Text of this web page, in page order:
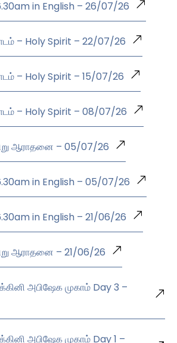
in English – 26/07/26
– Holy Spirit – 22/07/26
– Holy Spirit – 15/07/26
– Holy Spirit – 08/07/26
ஆராதனை – 05/07/26
in English – 05/07/26
in English – 21/06/26
ஆராதனை – 21/06/26
அபிஷேக முகாம் Day 3 –
அபிஷேக முகாம் Day 1 –